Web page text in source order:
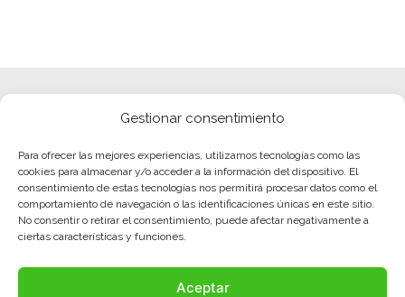
Gestionar consentimiento
Para ofrecer las mejores experiencias, utilizamos tecnologías como las
cookies para almacenar y/o acceder a la información del dispositivo. El
consentimiento de estas tecnologías nos permitirá procesar datos como el
comportamiento de navegación o las identificaciones únicas en este sitio.
No consentir o retirar el consentimiento, puede afectar negativamente a
ciertas características y funciones.
Aceptar